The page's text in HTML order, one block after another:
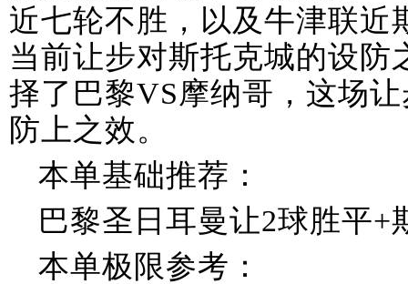
近七轮不胜，以及牛津联近
当前让步对斯托克城的设
择了巴黎VS摩纳哥，这场
防上之效。
本单基础推荐：
巴黎圣日耳曼让2球胜平+
本单极限参考：